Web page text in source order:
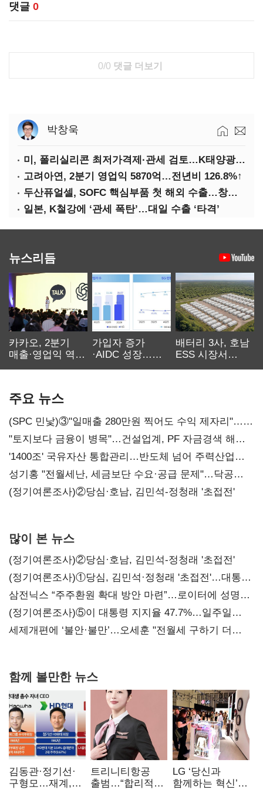
댓글 0
0/0 댓글 더보기
박창욱
미, 폴리실리콘 최저가격제·관세 검토…K태양광 입지 확대 기대
고려아연, 2분기 영업익 5870억…전년비 126.8%↑
두산퓨얼셀, SOFC 핵심부품 첫 해외 수출…창사 이래 최대 규모
일본, K철강에 ‘관세 폭탄’…대일 수출 ‘타격’
뉴스리듬
카카오, 2분기
매출·영업익 역대
가입자 증가
·AIDC 성장…
배터리 3사, 호남
ESS 시장서
주요 뉴스
(SPC 민낯)③"일매출 280만원 찍어도 수익 제자리"…
점주 울리는 '상시 할인'
"토지보다 금융이 병목"…건설업계, PF 자금경색 해소
목소리
'1400조' 국유자산 통합관리…반도체 넘어 주력산업
구조혁신
성기홍 "전월세난, 세금보단 수요·공급 문제"…닥공
시사
(정기여론조사)②당심·호남, 김민석-정청래 '초접전'
많이 본 뉴스
(정기여론조사)②당심·호남, 김민석-정청래 '초접전'
(정기여론조사)①당심, 김민석·정청래 '초접전'…대통령
지지도 '50% 아래로'(종합)
삼전닉스 “주주환원 확대 방안 마련”…로이터에 성명
보내
(정기여론조사)⑤이 대통령 지지율 47.7%…일주일
만에 다시 40%대
세제개편에 ‘불안·불만’…오세훈 "전월세 구하기 더
함께 볼만한 뉴스
김동관·정기선·
구형모…재계,
트리니티항공
출범…“합리적
LG ‘당신과
함께하는 혁신’…